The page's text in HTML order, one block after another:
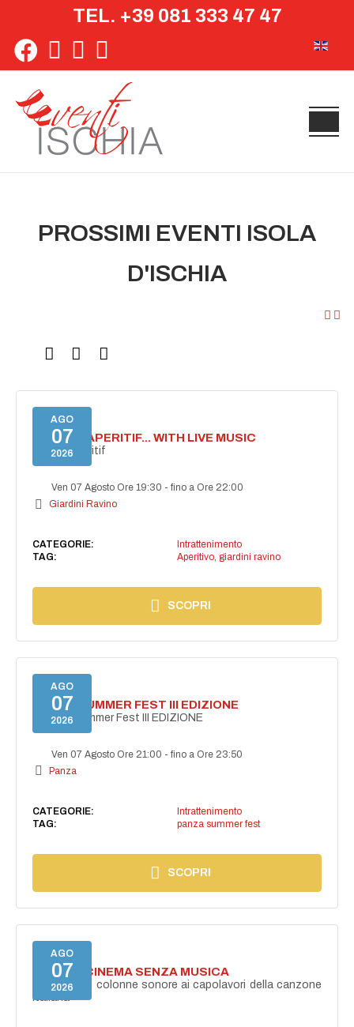
TEL. +39 081 333 47 47
PROSSIMI EVENTI ISOLA
D'ISCHIA
AGO
07
2026
SECRET APERITIF... WITH LIVE MUSIC
Secret aperitif
Ven 07 Agosto Ore 19:30 -fino a Ore 22:00
Giardini Ravino
CATEGORIE:
Intrattenimento
TAG:
Aperitivo, giardini ravino
SCOPRI
AGO
07
2026
PANZA SUMMER FEST III EDIZIONE
PANZA Summer Fest III EDIZIONE
Ven 07 Agosto Ore 21:00 -fino a Ore 23:50
Panza
CATEGORIE:
Intrattenimento
TAG:
panza summer fest
SCOPRI
AGO
07
2026
NON C'È CINEMA SENZA MUSICA
Dalle grandi colonne sonore ai capolavori della canzone
italiana